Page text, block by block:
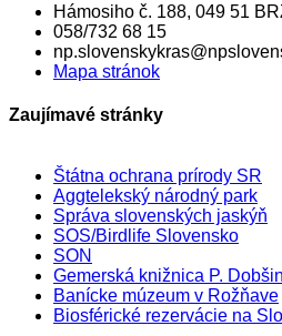
Hámosiho č. 188, 049 51
058/732 68 15
Mapa stránok
Zaujímavé stránky
Štátna ochrana prírody SR
Aggtelekský národný park
Správa slovenských jaskýň
SOS/Birdlife Slovensko
SON
Gemerská knižnica P.
Banícke múzeum v Rožňave
Biosférické rezervácie na